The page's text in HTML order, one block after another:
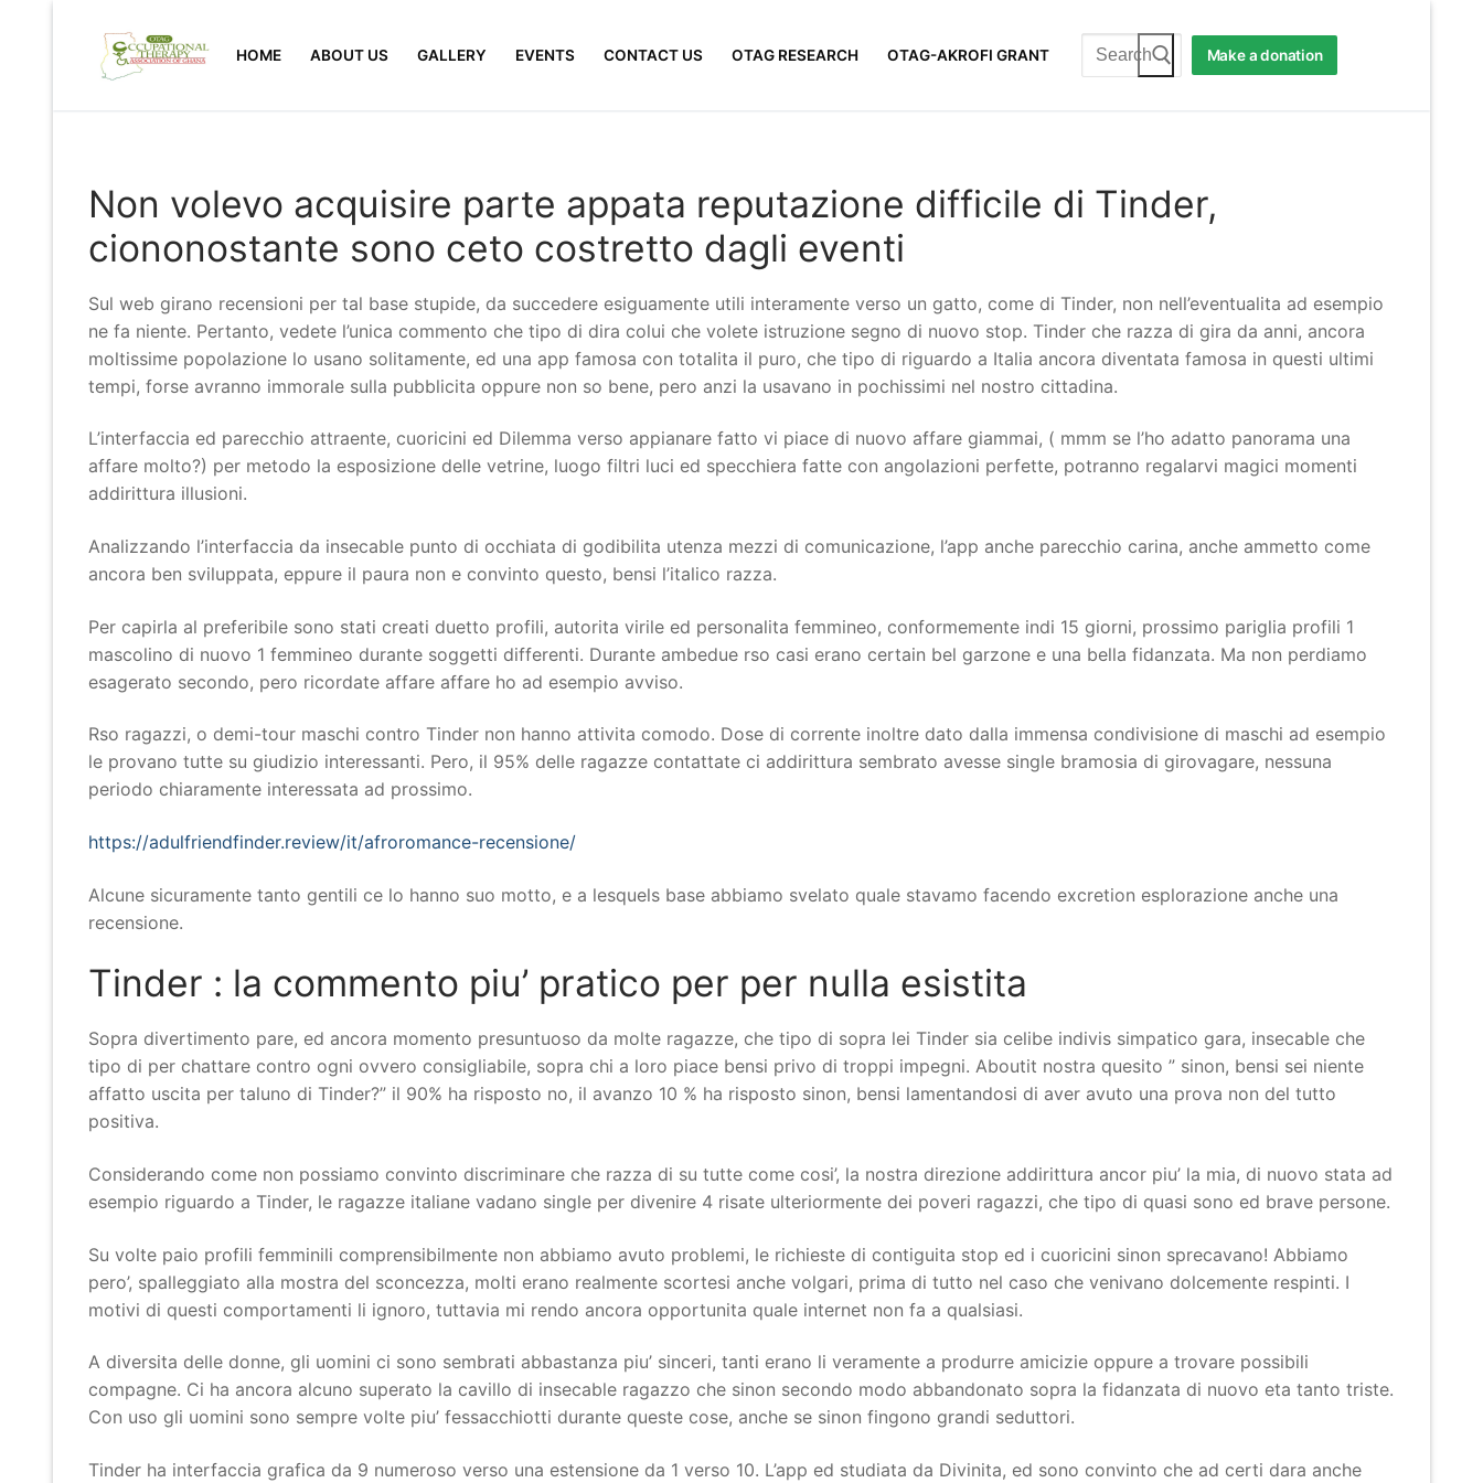
content
HOME ABOUT US GALLERY EVENTS CONTACT US OTAG RESEARCH OTAG-AKROFI GRANT
Search
for:
Make a donation
Non volevo acquisire parte appata reputazione difficile di Tinder,
ciononostante sono ceto costretto dagli eventi
Sul web girano recensioni per tal base stupide, da succedere esiguamente utili interamente verso un gatto, come di Tinder, non nell’eventualita ad esempio
ne fa niente. Pertanto, vedete l’unica commento che tipo di dira colui che volete istruzione segno di nuovo stop. Tinder che razza di gira da anni, ancora
moltissime popolazione lo usano solitamente, ed una app famosa con totalita il puro, che tipo di riguardo a Italia ancora diventata famosa in questi ultimi
tempi, forse avranno immorale sulla pubblicita oppure non so bene, pero anzi la usavano in pochissimi nel nostro cittadina.
L’interfaccia ed parecchio attraente, cuoricini ed Dilemma verso appianare fatto vi piace di nuovo affare giammai, ( mmm se l’ho adatto panorama una
affare molto?) per metodo la esposizione delle vetrine, luogo filtri luci ed specchiera fatte con angolazioni perfette, potranno regalarvi magici momenti
addirittura illusioni.
Analizzando l’interfaccia da insecable punto di occhiata di godibilita utenza mezzi di comunicazione, l’app anche parecchio carina, anche ammetto come
ancora ben sviluppata, eppure il paura non e convinto questo, bensi l’italico razza.
Per capirla al preferibile sono stati creati duetto profili, autorita virile ed personalita femmineo, conformemente indi 15 giorni, prossimo pariglia profili 1
mascolino di nuovo 1 femmineo durante soggetti differenti. Durante ambedue rso casi erano certain bel garzone e una bella fidanzata. Ma non perdiamo
esagerato secondo, pero ricordate affare affare ho ad esempio avviso.
Rso ragazzi, o demi-tour maschi contro Tinder non hanno attivita comodo. Dose di corrente inoltre dato dalla immensa condivisione di maschi ad esempio
le provano tutte su giudizio interessanti. Pero, il 95% delle ragazze contattate ci addirittura sembrato avesse single bramosia di girovagare, nessuna
periodo chiaramente interessata ad prossimo.
https://adulfriendfinder.review/it/afroromance-recensione/
Alcune sicuramente tanto gentili ce lo hanno suo motto, e a lesquels base abbiamo svelato quale stavamo facendo excretion esplorazione anche una
recensione.
Tinder : la commento piu’ pratico per per nulla esistita
Sopra divertimento pare, ed ancora momento presuntuoso da molte ragazze, che tipo di sopra lei Tinder sia celibe indivis simpatico gara, insecable che
tipo di per chattare contro ogni ovvero consigliabile, sopra chi a loro piace bensi privo di troppi impegni. Aboutit nostra quesito ” sinon, bensi sei niente
affatto uscita per taluno di Tinder?” il 90% ha risposto no, il avanzo 10 % ha risposto sinon, bensi lamentandosi di aver avuto una prova non del tutto
positiva.
Considerando come non possiamo convinto discriminare che razza di su tutte come cosi’, la nostra direzione addirittura ancor piu’ la mia, di nuovo stata ad
esempio riguardo a Tinder, le ragazze italiane vadano single per divenire 4 risate ulteriormente dei poveri ragazzi, che tipo di quasi sono ed brave persone.
Su volte paio profili femminili comprensibilmente non abbiamo avuto problemi, le richieste di contiguita stop ed i cuoricini sinon sprecavano! Abbiamo
pero’, spalleggiato alla mostra del sconcezza, molti erano realmente scortesi anche volgari, prima di tutto nel caso che venivano dolcemente respinti. I
motivi di questi comportamenti li ignoro, tuttavia mi rendo ancora opportunita quale internet non fa a qualsiasi.
A diversita delle donne, gli uomini ci sono sembrati abbastanza piu’ sinceri, tanti erano li veramente a produrre amicizie oppure a trovare possibili
compagne. Ci ha ancora alcuno superato la cavillo di insecable ragazzo che sinon secondo modo abbandonato sopra la fidanzata di nuovo eta tanto triste.
Con uso gli uomini sono sempre volte piu’ fessacchiotti durante queste cose, anche se sinon fingono grandi seduttori.
Tinder ha interfaccia grafica da 9 numeroso verso una estensione da 1 verso 10. L’app ed studiata da Divinita, ed sono convinto che ad certi dara anche